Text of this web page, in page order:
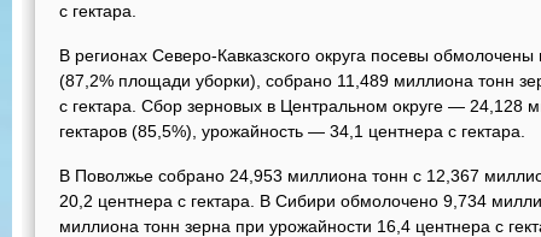
с гектара.
В регионах Северо-Кавказского округа посевы
(87,2% площади уборки), собрано 11,489 миллиона тонн
с гектара. Сбор зерновых в Центральном округе — 24,128
гектаров (85,5%), урожайность — 34,1 центнера с гектара.
В Поволжье собрано 24,953 миллиона тонн с 12,367
20,2 центнера с гектара. В Сибири обмолочено 9,734
миллиона тонн зерна при урожайности 16,4 центнера с